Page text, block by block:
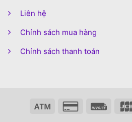
Liên hệ
Chính sách mua hàng
Chính sách thanh toán